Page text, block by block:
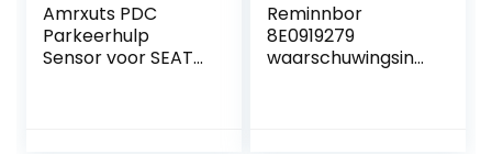
Amrxuts PDC
Parkeerhulp
Sensor voor SEAT
Reminnbor
8E0919279
waarschuwingsindi